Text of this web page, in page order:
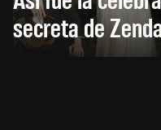
secreta de